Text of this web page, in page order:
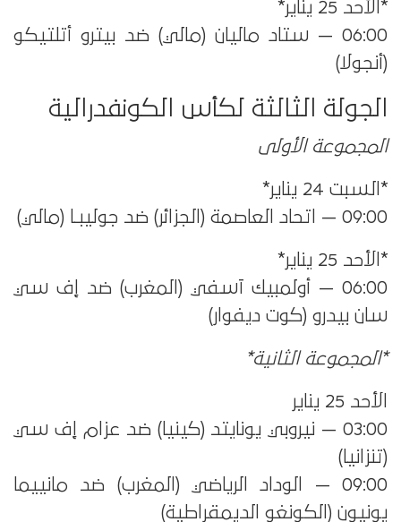
*الأحد 25 يناير*
06:00 — ستاد ماليان (مالي) ضد بيترو أتلتيكو
(أنجولا)
الجولة الثالثة لكأس الكونفدرالية
المجموعة الأولى
*السبت 24 يناير*
09:00 — اتحاد العاصمة (الجزائر) ضد جوليبـا (مالي)
*الأحد 25 يناير*
06:00 — أولمبيك آسفي (المغرب) ضد إف سي
سان بيدرو (كوت ديفوار)
*المجموعة الثانية*
الأحد 25 يناير
03:00 — نيروبي يونايتد (كينيا) ضد عزام إف سي
(تنزانيا)
09:00 — الوداد الرياضي (المغرب) ضد مانييما
يونيون (الكونغو الديمقراطية)